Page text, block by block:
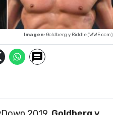
Imagen: Goldberg y Riddle (WWE.com)